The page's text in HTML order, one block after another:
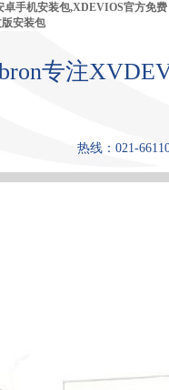
手机安装包,XDEVIOS官方免费
安装包
专注
热线：021-
产品中心 张力仪